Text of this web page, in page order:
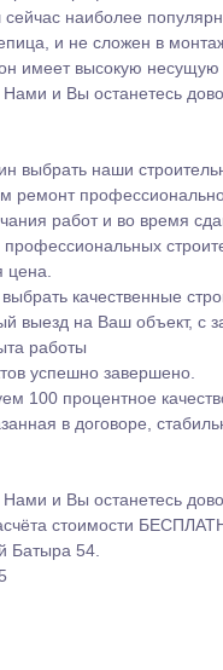
наиболее
и не сложен в
имеет высокую несущую
Нами и Вы останетесь
выбрать наши
ремонт
работ и во время
цена.
качественные
выезд на Ваш объект, с
работы
успешно завершено.
100 процентное
в договоре,
Нами и Вы останетесь
стоимости
Батыра 54.